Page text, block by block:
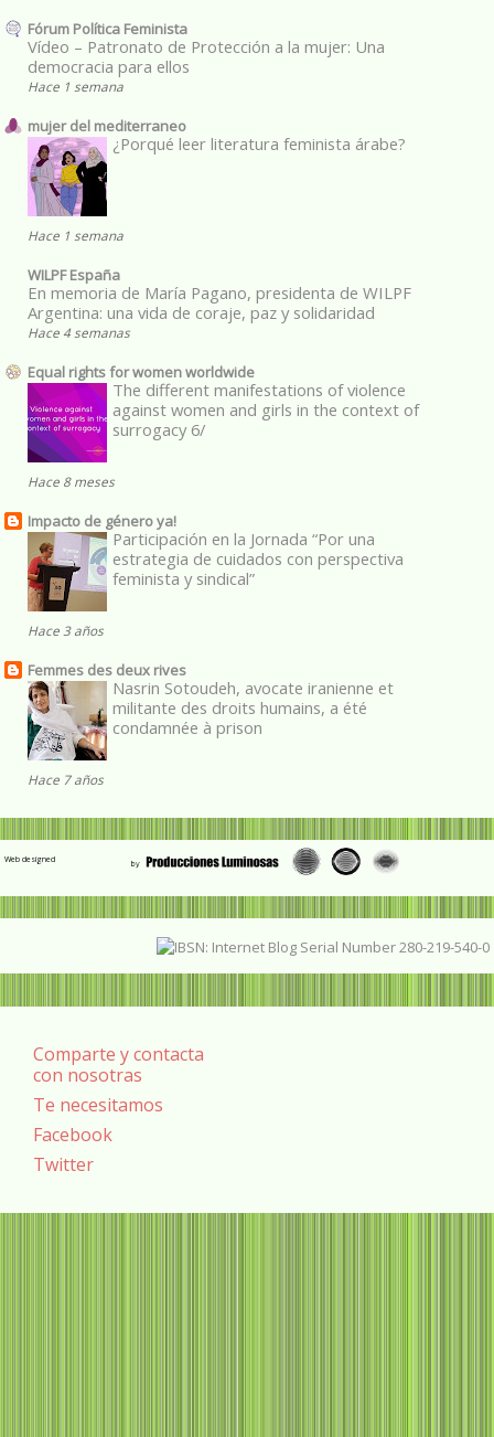
Fórum Política Feminista
Vídeo – Patronato de Protección a la mujer: Una
democracia para ellos
Hace 1 semana
mujer del mediterraneo
¿Porqué leer literatura feminista árabe?
Hace 1 semana
WILPF España
En memoria de María Pagano, presidenta de WILPF
Argentina: una vida de coraje, paz y solidaridad
Hace 4 semanas
Equal rights for women worldwide
The different manifestations of violence
against women and girls in the context of
surrogacy 6/
Hace 8 meses
Impacto de género ya!
Participación en la Jornada “Por una
estrategia de cuidados con perspectiva
feminista y sindical”
Hace 3 años
Femmes des deux rives
Nasrin Sotoudeh, avocate iranienne et
militante des droits humains, a été
condamnée à prison
Hace 7 años
Web designed
Comparte y contacta
con nosotras
Te necesitamos
Facebook
Twitter